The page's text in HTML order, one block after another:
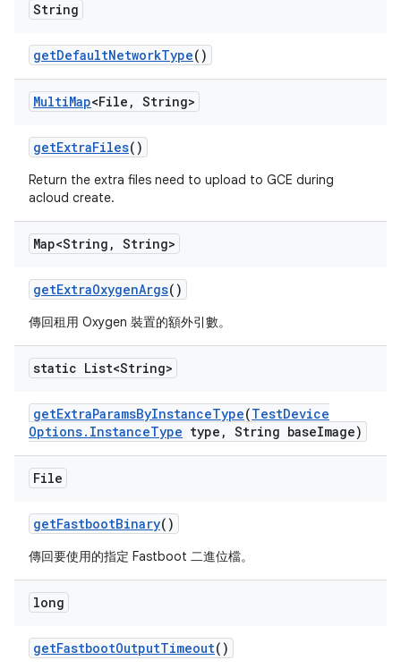
String
getDefaultNetworkType()
MultiMap<File , String>
getExtraFiles()
Return the extra files need to upload to GCE during
acloud create.
Map<String , String>
getExtraOxygenArgs()
傳回租用 Oxygen 裝置的額外引數。
static List<String>
getExtraParamsByInstanceType(TestDevice
Options. InstanceType type , String baseImage)
File
getFastbootBinary()
傳回要使用的指定 Fastboot 二進位檔。
long
getFastbootOutputTimeout()